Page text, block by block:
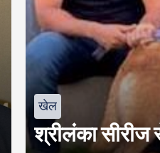
खेल
श्रीलंका